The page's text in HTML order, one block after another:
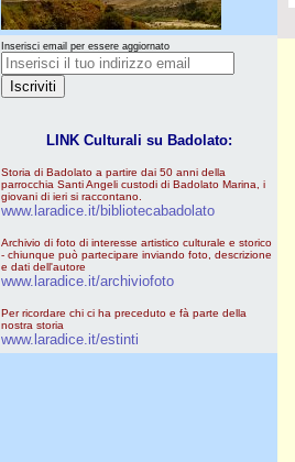
Inserisci email per essere aggiornato
LINK Culturali su Badolato:
Storia di Badolato a partire dai 50 anni della
parrocchia Santi Angeli custodi di Badolato Marina, i
giovani di ieri si raccontano.
www.laradice.it/bibliotecabadolato
Archivio di foto di interesse artistico culturale e storico
- chiunque può partecipare inviando foto, descrizione
e dati dell'autore
www.laradice.it/archiviofoto
Per ricordare chi ci ha preceduto e fà parte della
nostra storia
www.laradice.it/estinti